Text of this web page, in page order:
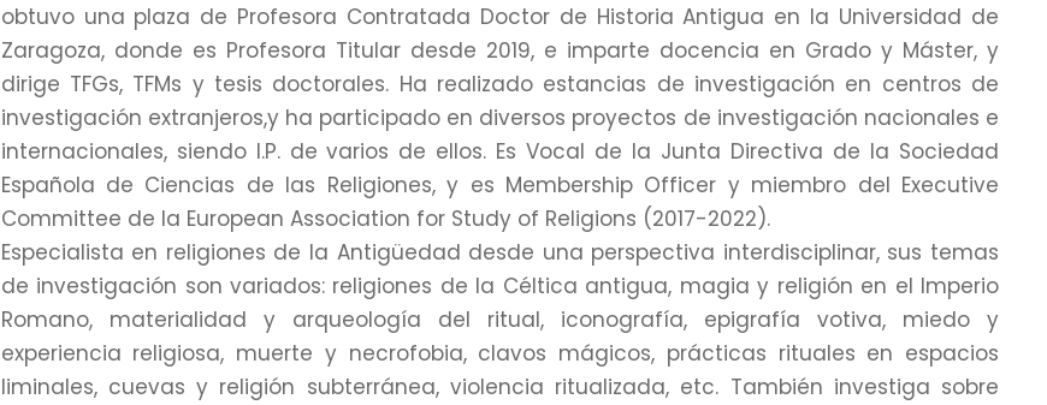
obtuvo una plaza de Profesora Contratada Doctor de Historia Antigua en la Universidad de
Zaragoza, donde es Profesora Titular desde 2019, e imparte docencia en Grado y Máster, y
dirige TFGs, TFMs y tesis doctorales. Ha realizado estancias de investigación en centros de
investigación extranjeros,y ha participado en diversos proyectos de investigación nacionales e
internacionales, siendo I.P. de varios de ellos. Es Vocal de la Junta Directiva de la Sociedad
Española de Ciencias de las Religiones, y es Membership Officer y miembro del Executive
Committee de la European Association for Study of Religions (2017-2022).
Especialista en religiones de la Antigüedad desde una perspectiva interdisciplinar, sus temas
de investigación son variados: religiones de la Céltica antigua, magia y religión en el Imperio
Romano, materialidad y arqueología del ritual, iconografía, epigrafía votiva, miedo y
experiencia religiosa, muerte y necrofobia, clavos mágicos, prácticas rituales en espacios
liminales, cuevas y religión subterránea, violencia ritualizada, etc. También investiga sobre